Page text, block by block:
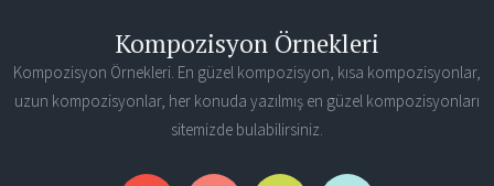
Kompozisyon Örnekleri
Kompozisyon Örnekleri. En güzel kompozisyon, kısa kompozisyonlar,
uzun kompozisyonlar, her konuda yazılmış en güzel kompozisyonları
sitemizde bulabilirsiniz.